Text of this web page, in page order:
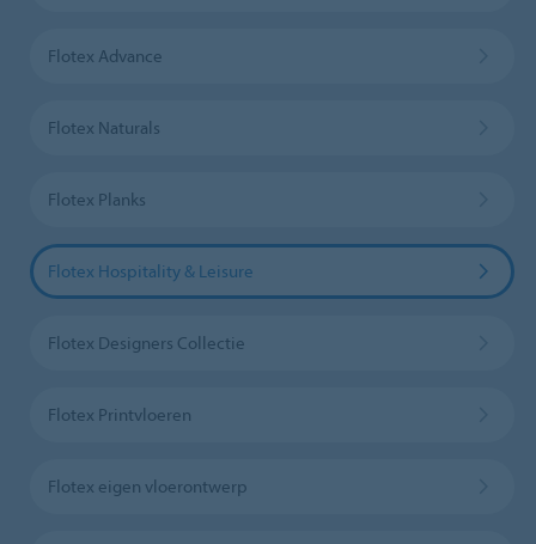
Flotex Advance
Flotex Naturals
Flotex Planks
Flotex Hospitality & Leisure
Flotex Designers Collectie
Flotex Printvloeren
Flotex eigen vloerontwerp